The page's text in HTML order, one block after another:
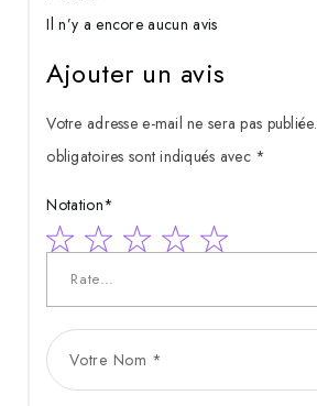
Il n’y a encore aucun avis
Ajouter un avis
Votre adresse e-mail ne sera pas publiée.
obligatoires sont indiqués avec *
Notation*